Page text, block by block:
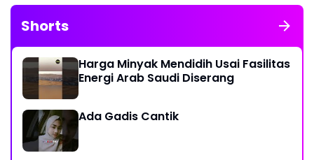
Shorts
Harga Minyak Mendidih Usai Fasilitas
Energi Arab Saudi Diserang
Ada Gadis Cantik